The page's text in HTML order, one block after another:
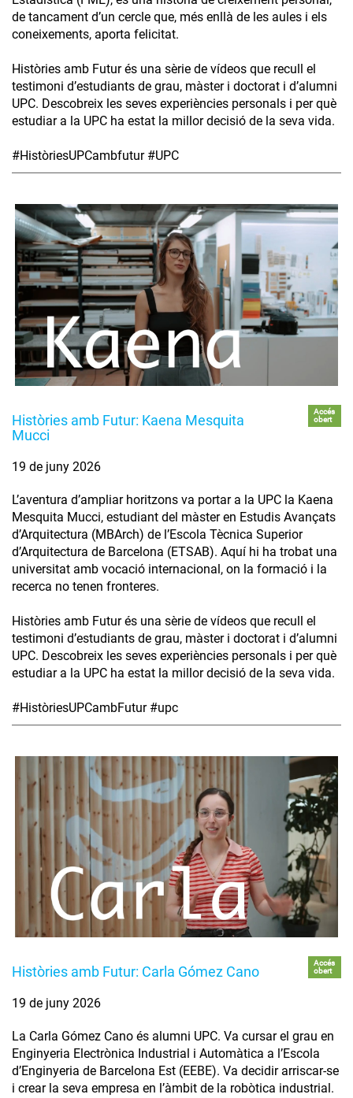
de tancament d’un cercle que, més enllà de les aules i els
coneixements, aporta felicitat.
Històries amb Futur és una sèrie de vídeos que recull el
testimoni d’estudiants de grau, màster i doctorat i d’alumni
UPC. Descobreix les seves experiències personals i per què
estudiar a la UPC ha estat la millor decisió de la seva vida.
#HistòriesUPCambfutur #UPC
Històries amb Futur: Kaena Mesquita
Mucci
Accés
obert
19 de juny 2026
L’aventura d’ampliar horitzons va portar a la UPC la Kaena
Mesquita Mucci, estudiant del màster en Estudis Avançats
d’Arquitectura (MBArch) de l’Escola Tècnica Superior
d’Arquitectura de Barcelona (ETSAB). Aquí hi ha trobat una
universitat amb vocació internacional, on la formació i la
recerca no tenen fronteres.
Històries amb Futur és una sèrie de vídeos que recull el
testimoni d’estudiants de grau, màster i doctorat i d’alumni
UPC. Descobreix les seves experiències personals i per què
estudiar a la UPC ha estat la millor decisió de la seva vida.
#HistòriesUPCambFutur #upc
Històries amb Futur: Carla Gómez Cano
Accés
obert
19 de juny 2026
La Carla Gómez Cano és alumni UPC. Va cursar el grau en
Enginyeria Electrònica Industrial i Automàtica a l’Escola
d’Enginyeria de Barcelona Est (EEBE). Va decidir arriscar-se
i crear la seva empresa en l’àmbit de la robòtica industrial.